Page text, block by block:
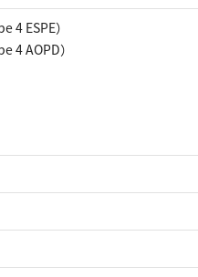
4 ESPE）
4 AOPD）